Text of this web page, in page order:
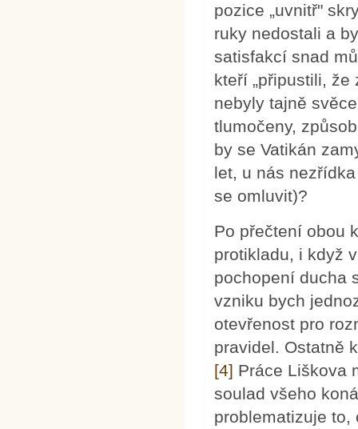
pozice „uvnitř"
ruky nedostali a
satisfakcí snad
kteří „připustili,
nebyly tajně
tlumočeny,
by se Vatikán
let, u nás
se omluvit)?
Po přečtení obou
protikladu, i když
pochopení ducha
vzniku bych
otevřenost pro
pravidel. Ostatně
[4] Práce Liškova
soulad všeho
problematizuje to,